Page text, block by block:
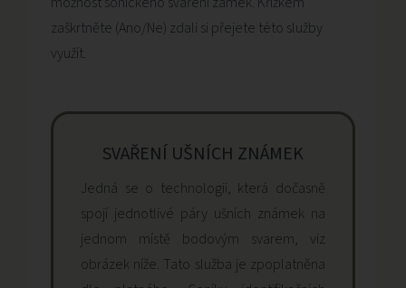
zaškrtněte (Ano/Ne) zdali si přejete této služby
využít.
SVAŘENÍ UŠNÍCH ZNÁMEK
Jedná se o technologii, která dočasně
spojí jednotlivé páry ušních známek na
jednom místě bodovým svarem, viz
obrázek níže. Tato služba je zpoplatněna